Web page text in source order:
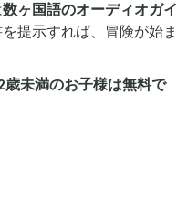
数ヶ国語のオーディオガイ
提示すれば、冒険が始ま
歳未満のお子様は無料で